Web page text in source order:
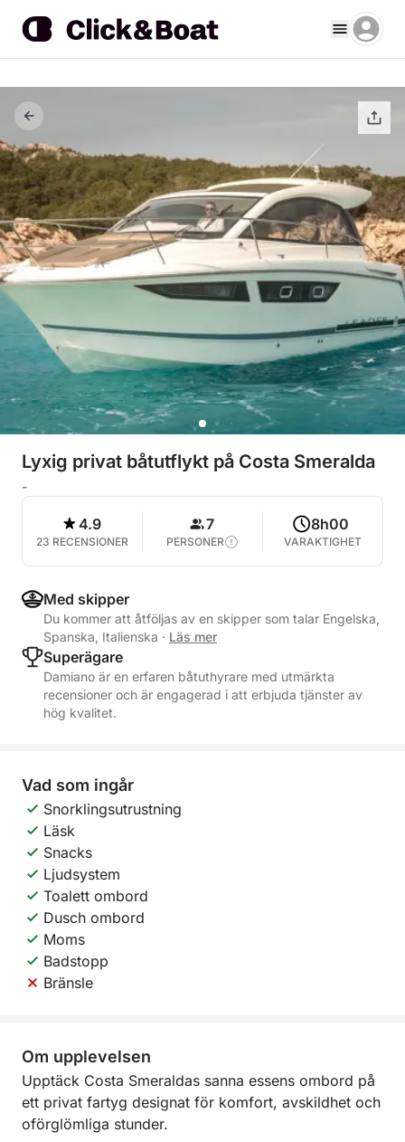
Lyxig privat båtutflykt på Costa Smeralda
-
4.9
23 RECENSIONER
7
PERSONER
8h00
VARAKTIGHET
Med skipper
Du kommer att åtföljas av en skipper som talar Engelska,
Spanska, Italienska · Läs mer
Superägare
Damiano är en erfaren båtuthyrare med utmärkta
recensioner och är engagerad i att erbjuda tjänster av
hög kvalitet.
Vad som ingår
Snorklingsutrustning
Läsk
Snacks
Ljudsystem
Toalett ombord
Dusch ombord
Moms
Badstopp
Bränsle
Om upplevelsen
Upptäck Costa Smeraldas sanna essens ombord på
ett privat fartyg designat för komfort, avskildhet och
oförglömliga stunder.